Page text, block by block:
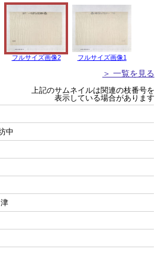
フルサイズ画像2 フルサイズ画像1
＞ 一覧を見る
上記のサムネイルは関連の枝番号を
表示している場合があります
中